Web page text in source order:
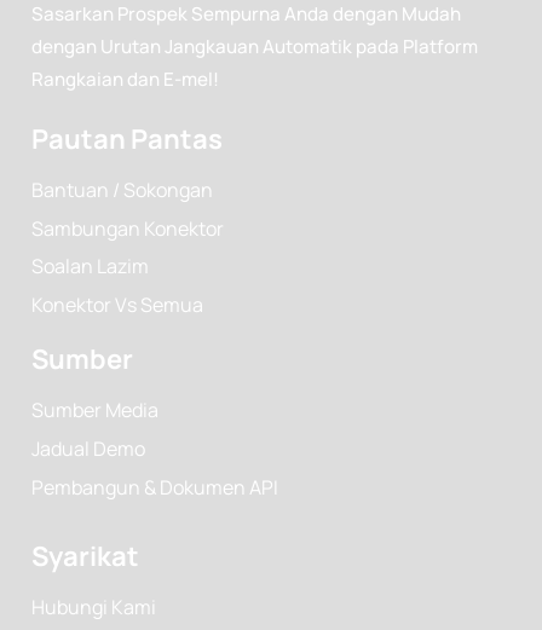
Sasarkan Prospek Sempurna Anda dengan Mudah
dengan Urutan Jangkauan Automatik pada Platform
Rangkaian dan E-mel!
Pautan Pantas
Bantuan / Sokongan
Sambungan Konektor
Soalan Lazim
Konektor Vs Semua
Sumber
Sumber Media
Jadual Demo
Pembangun & Dokumen API
Syarikat
Hubungi Kami